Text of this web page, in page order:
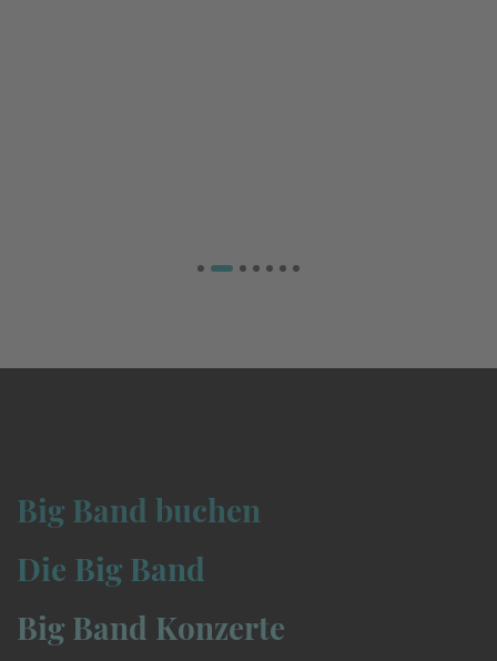
Big Band buchen
Die Big Band
Big Band Konzerte